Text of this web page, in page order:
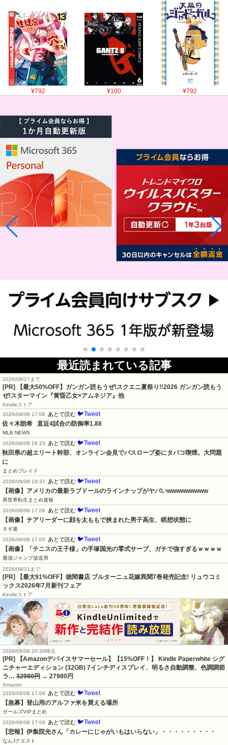
¥792 ¥100 ¥792
最近読まれている記事
2026/08/27まで
[PR]
【最大50%OFF】ガンガン読もうぜ!スクエニ夏祭り!!2026 ガンガン読もう
ぜ!スターマイン『黄昏乙女×アムネジア』他
Kindleストア
2026/08/08 17:06 あとで読む 🐦Tweet
佐々木朗希   直近4試合の防御率1.88
MLB NEWS
2026/08/08 16:23 あとで読む 🐦Tweet
秋田県の超エリート幹部、オンライン会見でバスローブ姿にタバコ喫煙。大問題
に
まとめブレイド
2026/08/08 18:37 あとで読む 🐦Tweet
【画像】アメリカの最新ラブドールのラインナップがヤバいwwwwwwwww
異世界転生まとめ速報
2026/08/08 17:06 あとで読む 🐦Tweet
【画像】チアリーダーに顔を太ももで挟まれた男子高生、瞑想状態に
ネギ速
2026/08/08 17:05 あとで読む 🐦Tweet
【画像】「テニスの王子様」の手塚国光の零式サーブ、ガチで強すぎるｗｗｗｗ
最強ジャンプ放送局
2026/08/11まで
[PR] 【最大91%OFF】徳間書店 ブルターニュ花嫁異聞7巻発売記念! リュウコミ
ックス2026年7月新刊フェア
Kindleストア
2026/08/08 20:30時点
[PR] 【Amazonデバイスサマーセール】【15%OFF！】 Kindle Paperwhite シグ
ニチャーエディション (32GB) 7インチディスプレイ、明るさ自動調整、色調調節
ラ… 32980円 → 27980円
Amazon
2026/08/08 17:06
あとで読む 🐦Tweet
【急募】登山用のアルファ米を買える場所
ガールズVIPまとめ
2026/08/08 17:06
あとで読む 🐦Tweet
【悲報】伊集院光さん「カレーにじゃがいもはいらない」・・・・・・・・・
なんJクエスト